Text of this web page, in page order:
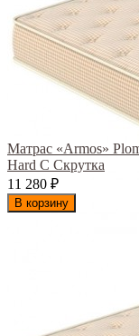
Матрас «Armos»
Hard С Скрутка
11 280 ₽
В корзину